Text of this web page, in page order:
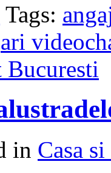
Tags:
Bucuresti
in Casa